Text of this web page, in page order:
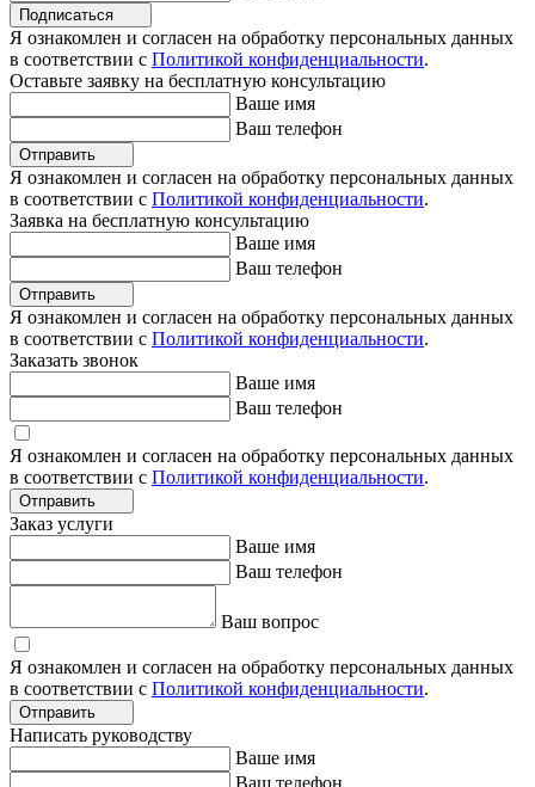
Подписаться
Я ознакомлен и согласен на обработку персональных данных
в соответствии с Политикой конфиденциальности.
Оставьте заявку на бесплатную консультацию
Ваше имя
Ваш телефон
Отправить
Я ознакомлен и согласен на обработку персональных данных
в соответствии с Политикой конфиденциальности.
Заявка на бесплатную консультацию
Ваше имя
Ваш телефон
Отправить
Я ознакомлен и согласен на обработку персональных данных
в соответствии с Политикой конфиденциальности.
Заказать звонок
Ваше имя
Ваш телефон
Я ознакомлен и согласен на обработку персональных данных
в соответствии с Политикой конфиденциальности.
Отправить
Заказ услуги
Ваше имя
Ваш телефон
Ваш вопрос
Я ознакомлен и согласен на обработку персональных данных
в соответствии с Политикой конфиденциальности.
Отправить
Написать руководству
Ваше имя
Ваш телефон